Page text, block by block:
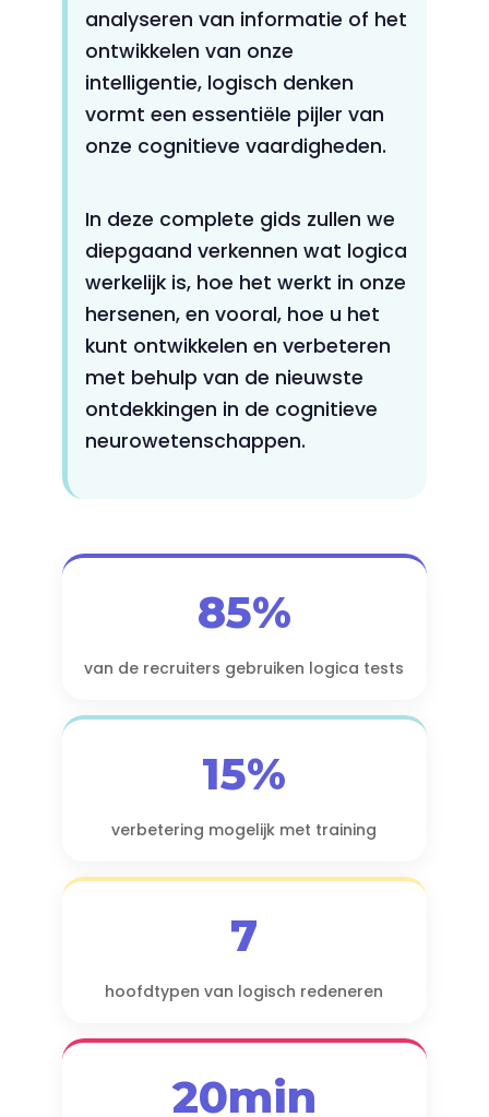
analyseren van informatie of het
ontwikkelen van onze
intelligentie, logisch denken
vormt een essentiële pijler van
onze cognitieve vaardigheden.
In deze complete gids zullen we
diepgaand verkennen wat logica
werkelijk is, hoe het werkt in onze
hersenen, en vooral, hoe u het
kunt ontwikkelen en verbeteren
met behulp van de nieuwste
ontdekkingen in de cognitieve
neurowetenschappen.
85%
van de recruiters gebruiken logica tests
15%
verbetering mogelijk met training
7
hoofdtypen van logisch redeneren
20min